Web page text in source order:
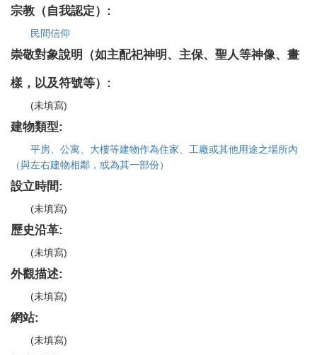
宗教（自我認定）:
民間信仰
崇敬對象說明（如主配祀神明、主保、聖人等神像、畫
樣，以及符號等）:
(未填寫)
建物類型:
平房、公寓、大樓等建物作為住家、工廠或其他用途之場所內
（與左右建物相鄰，或為其一部份）
設立時間:
(未填寫)
歷史沿革:
(未填寫)
外觀描述:
(未填寫)
網站:
(未填寫)